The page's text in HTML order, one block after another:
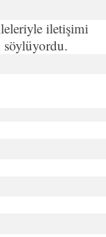
iletişimi
söylüyordu.